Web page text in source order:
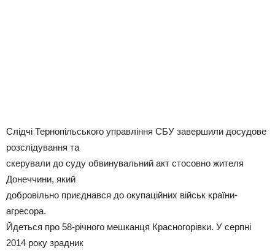
Слідчі Тернопільського управління СБУ завершили досудове
розслідування та
скерували до суду обвинувальний акт стосовно жителя
Донеччини, який
добровільно приєднався до окупаційних військ країни-
агресора.
Йдеться про 58-річного мешканця Красногорівки. У серпні
2014 року зрадник